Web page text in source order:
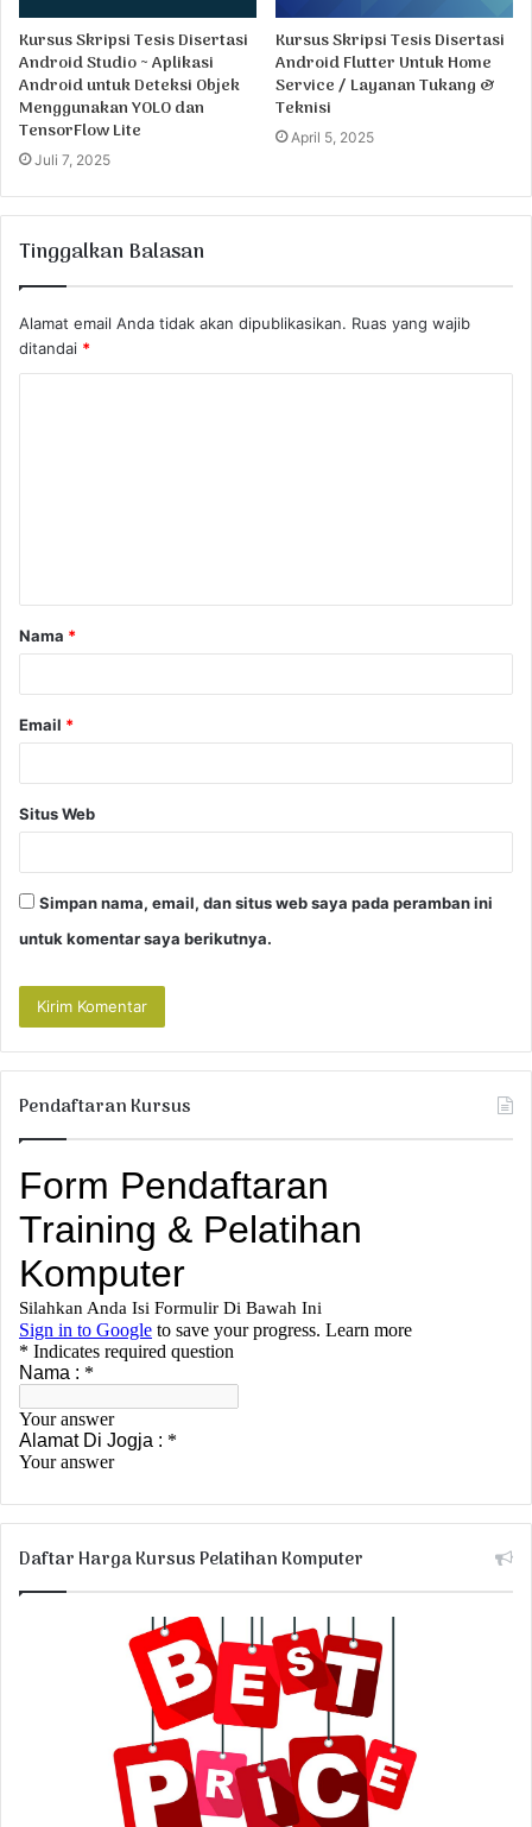
Kursus Skripsi Tesis Disertasi
Android Studio ~ Aplikasi
Android untuk Deteksi Objek
Menggunakan YOLO dan
TensorFlow Lite
Juli 7, 2025
Kursus Skripsi Tesis Disertasi
Android Flutter Untuk Home
Service / Layanan Tukang &
Teknisi
April 5, 2025
Tinggalkan Balasan
Alamat email Anda tidak akan dipublikasikan. Ruas yang wajib
ditandai *
a
r
Nama *
Email *
Situs Web
Simpan nama, email, dan situs web saya pada peramban ini
untuk komentar saya berikutnya.
Pendaftaran Kursus
Daftar Harga Kursus Pelatihan Komputer